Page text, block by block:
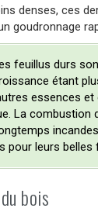
denses, ces
goudronnage
feuillus durs
étant
essences
La combustion
pour leurs belles
bois